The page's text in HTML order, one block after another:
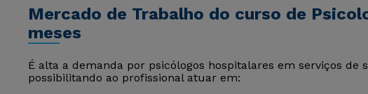
Mercado de Trabalho do curso de
meses
É alta a demanda por psicólogos hospitalares em serviços de
possibilitando ao profissional atuar em: